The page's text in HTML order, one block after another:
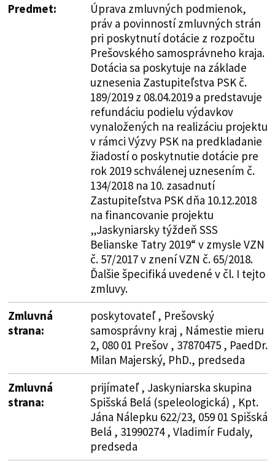
Predmet:
Úprava zmluvných podmienok,
práv a povinností zmluvných strán
pri poskytnutí dotácie z rozpočtu
Prešovského samosprávneho kraja.
Dotácia sa poskytuje na základe
uznesenia Zastupiteľstva PSK č.
189/2019 z 08.04.2019 a predstavuje
refundáciu podielu výdavkov
vynaložených na realizáciu projektu
v rámci Výzvy PSK na predkladanie
žiadostí o poskytnutie dotácie pre
rok 2019 schválenej uznesením č.
134/2018 na 10. zasadnutí
Zastupiteľstva PSK dňa 10.12.2018
na financovanie projektu
„Jaskyniarsky týždeň SSS
Belianske Tatry 2019“ v zmysle VZN
č. 57/2017 v znení VZN č. 65/2018.
Ďalšie špecifiká uvedené v čl. I tejto
zmluvy.
Zmluvná
strana:
poskytovateľ , Prešovský
samosprávny kraj , Námestie mieru
2, 080 01 Prešov , 37870475 , PaedDr.
Milan Majerský, PhD., predseda
Zmluvná
strana:
prijímateľ , Jaskyniarska skupina
Spišská Belá (speleologická) , Kpt.
Jána Nálepku 622/23, 059 01 Spišská
Belá , 31990274 , Vladimír Fudaly,
predseda